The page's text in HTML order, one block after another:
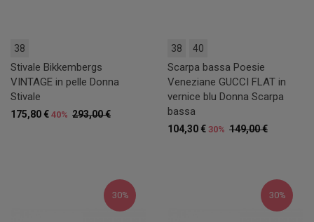
38
Stivale Bikkembergs
VINTAGE in pelle Donna
Stivale
293,00 €
175,80 € 40%
38 40
Scarpa bassa Poesie
Veneziane GUCCI FLAT in
vernice blu Donna Scarpa
bassa
149,00 €
104,30 € 30%
30% 30%